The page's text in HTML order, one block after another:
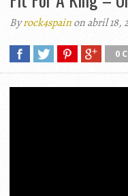
Byrock4spainon abril 18,
0